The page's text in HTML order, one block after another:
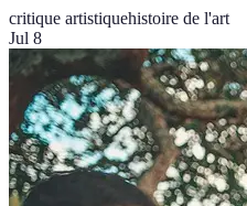
critique artistiquehistoire de l'art
Jul 8